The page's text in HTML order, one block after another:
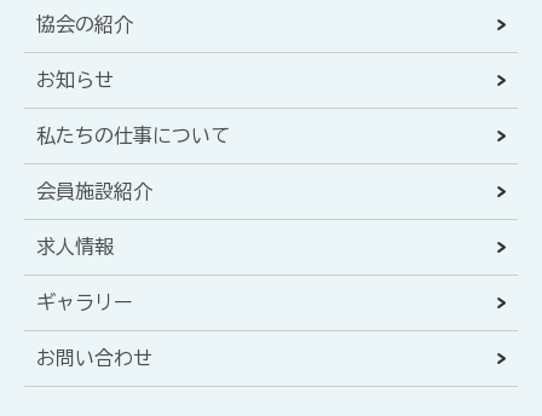
協会の紹介
お知らせ
私たちの仕事について
会員施設紹介
求人情報
ギャラリー
お問い合わせ